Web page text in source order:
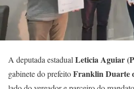
A deputada estadual Leticia Aguiar
gabinete do prefeitoFranklin Duarte